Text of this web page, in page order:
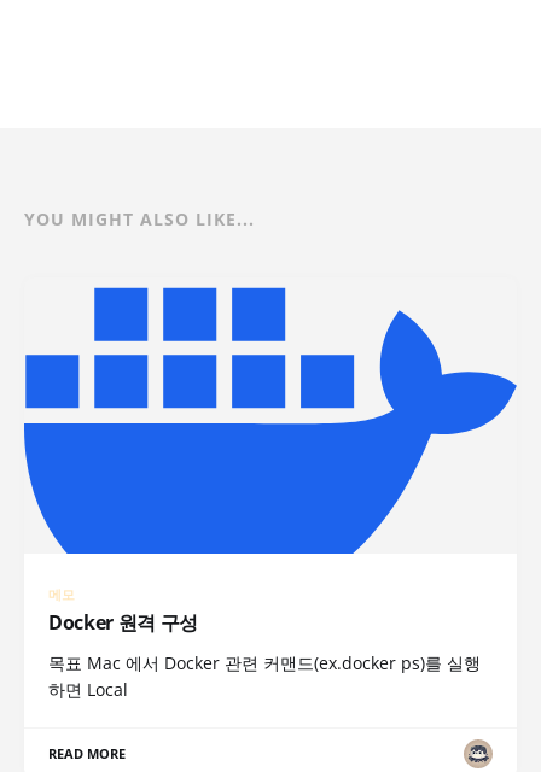
YOU MIGHT ALSO LIKE...
메모
Docker 원격 구성
목표 Mac 에서 Docker 관련 커맨드(ex.docker ps)를 실행
하면 Local
READ MORE